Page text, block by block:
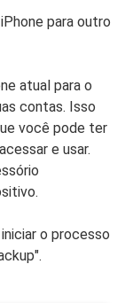
para outro
atual para o
contas. Isso
você pode ter
e usar.
o processo